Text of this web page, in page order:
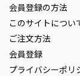
会員登録の方法
このサイトについ
ご注文方法
会員登録
プライバシーポリ